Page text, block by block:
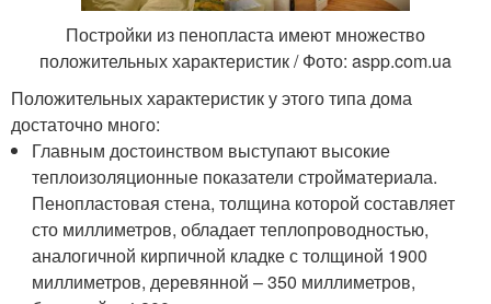
Постройки из пенопласта имеют множество
положительных характеристик / Фото: aspp.com.ua
Положительных характеристик у этого типа дома
достаточно много:
Главным достоинством выступают высокие
теплоизоляционные показатели стройматериала.
Пенопластовая стена, толщина которой составляет
сто миллиметров, обладает теплопроводностью,
аналогичной кирпичной кладке с толщиной 1900
миллиметров, деревянной – 350 миллиметров,